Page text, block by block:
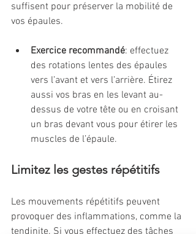
suffisent pour préserver la mobilité de
vos épaules.
Exercice recommandé: effectuez
des rotations lentes des épaules
vers l’avant et vers l’arrière. Étirez
aussi vos bras en les levant au-
dessus de votre tête ou en croisant
un bras devant vous pour étirer les
muscles de l’épaule.
Limitez les gestes répétitifs
Les mouvements répétitifs peuvent
provoquer des inflammations, comme la